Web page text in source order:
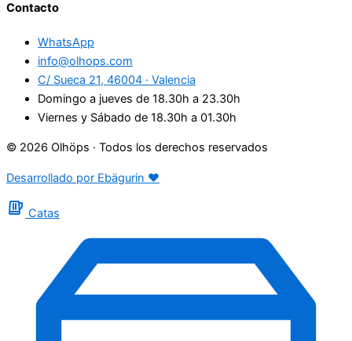
Contacto
WhatsApp
info@olhops.com
C/ Sueca 21, 46004 · Valencia
Domingo a jueves de 18.30h a 23.30h
Viernes y Sábado de 18.30h a 01.30h
© 2026 Olhöps · Todos los derechos reservados
Desarrollado por Ebägurin ❤️
Catas